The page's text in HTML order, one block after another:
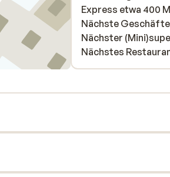
Express etwa 400
Nächste
Nächster
Nächstes